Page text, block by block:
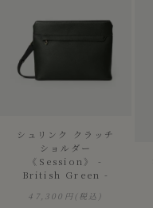
シュリンク クラッチ
ショルダー
《Session》 -
British Green -
47,300円(税込)